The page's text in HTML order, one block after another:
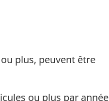
plus, peuvent être
ou plus par année